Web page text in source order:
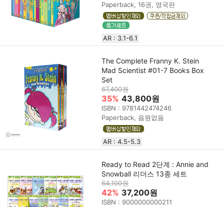
Paperback, 16권, 영국판
AR : 3.1-6.1
The Complete Franny K. Stein
Mad Scientist #01-7 Books Box
Set
67,400원
35% 43,800원
ISBN : 9781442474246
Paperback, 음원없음
AR : 4.5-5.3
Ready to Read 2단계 : Annie and
Snowball 리더스 13종 세트
64,100원
42% 37,200원
ISBN : 9000000000211